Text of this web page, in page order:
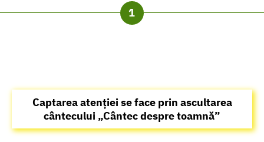
Captarea atenției se face prin ascultarea
cântecului „Cântec despre toamnă”